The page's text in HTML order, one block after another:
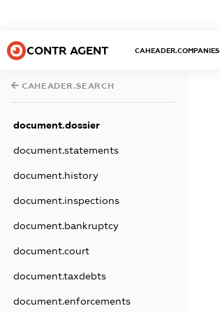
CONTR AGENT CAHEADER.COMPANIES
CAHEADER.SEARCH
document.dossier
document.statements
document.history
document.inspections
document.bankruptcy
document.court
document.taxdebts
document.enforcements